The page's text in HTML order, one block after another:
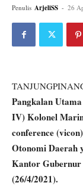
Penulis ArjeliSS - 26
Pangkalan
IV) Kolonel
conference
Otonomi Daerah
Kantor
(26/4/2021).